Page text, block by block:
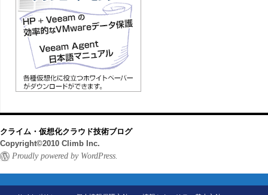
クライム・仮想化クラウド技術ブログ
Copyright©2010 Climb Inc.
Proudly powered by WordPress.